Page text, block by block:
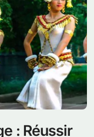
: Réussir